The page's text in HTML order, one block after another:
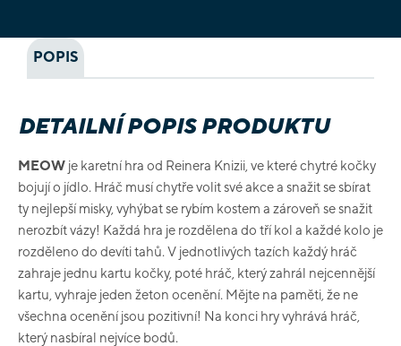
POPIS
DETAILNÍ POPIS PRODUKTU
MEOW je karetní hra od Reinera Knizii, ve které chytré kočky
bojují o jídlo. Hráč musí chytře volit své akce a snažit se sbírat
ty nejlepší misky, vyhýbat se rybím kostem a zároveň se snažit
nerozbít vázy! Každá hra je rozdělena do tří kol a každé kolo je
rozděleno do devíti tahů. V jednotlivých tazích každý hráč
zahraje jednu kartu kočky, poté hráč, který zahrál nejcennější
kartu, vyhraje jeden žeton ocenění. Mějte na paměti, že ne
všechna ocenění jsou pozitivní! Na konci hry vyhrává hráč,
který nasbíral nejvíce bodů.